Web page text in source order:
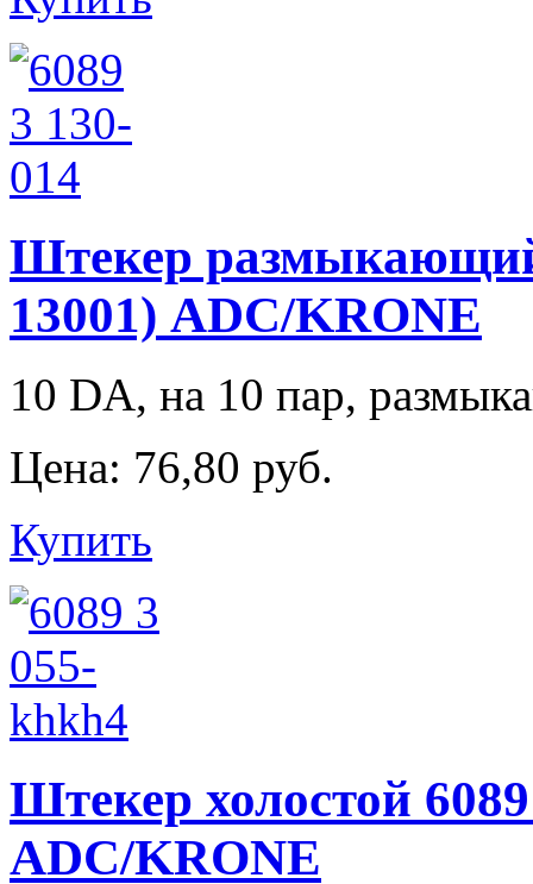
Штекер размыкающий
13001) ADC/KRONE
10 DA, на 10 пар,
Цена: 76,80 руб.
Купить
Штекер холостой
ADC/KRONE